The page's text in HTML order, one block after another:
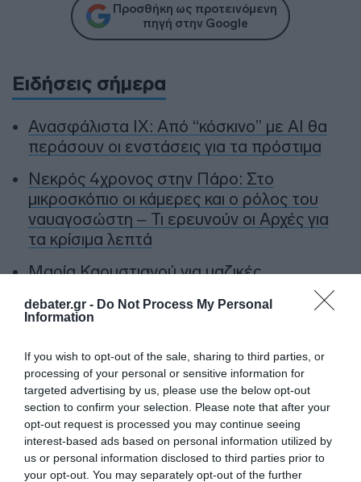
debater.gr - Do Not Process My Personal
Information
If you wish to opt-out of the sale, sharing to third parties, or
processing of your personal or sensitive information for
targeted advertising by us, please use the below opt-out
section to confirm your selection. Please note that after your
opt-out request is processed you may continue seeing
interest-based ads based on personal information utilized by
us or personal information disclosed to third parties prior to
your opt-out. You may separately opt-out of the further
Προσθήκη ως προτεινόμενη
πηγή στην Google
Ειδήσεις σήμερα
Ανασφάλιστα ΙΧ: Από “κόσκινο” με AI θα
περάσουν οι ενστάσεις για τα πρόστιμα
Νεκρός 4χρονος στην Πάρο: Στο
μικροσκόπιο οι κάμερες και ο ρόλος του
ναυαγοσώστη – Τι ερευνούν οι Αρχές για
τα κρίσιμα λεπτά
Μαρία Καρυστιανού για μαζικές
παρακίνημα – Ο Θανάσης Αυγερινός μας
Φωτιά στον Κουβαρά Αττικής – Σηκώθηκαν
9 εναέρια μέσα, μήνυμα από το 112:
“Εκκενώστε προς Καλύβια” (βίντεο)
Ακολούθησε το debater.gr στοGoogle News
και μάθετε πρώτοι όλες τις ειδήσεις